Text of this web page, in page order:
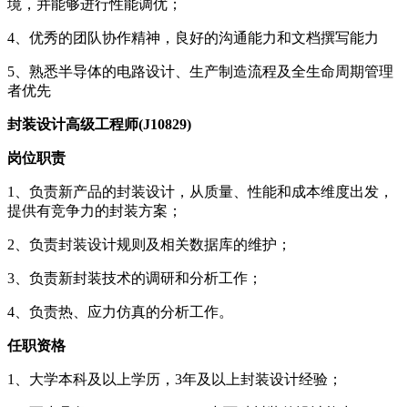
境，并能够进行性能调优；
4、优秀的团队协作精神，良好的沟通能力和文档撰写能力
5、熟悉半导体的电路设计、生产制造流程及全生命周期管理
者优先
封装设计高级工程师(J10829)
岗位职责
1、负责新产品的封装设计，从质量、性能和成本维度出发，
提供有竞争力的封装方案；
2、负责封装设计规则及相关数据库的维护；
3、负责新封装技术的调研和分析工作；
4、负责热、应力仿真的分析工作。
任职资格
1、大学本科及以上学历，3年及以上封装设计经验；